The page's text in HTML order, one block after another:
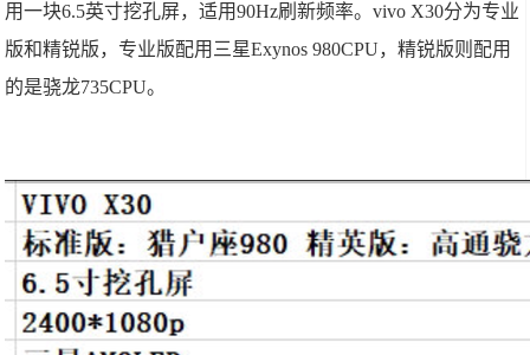
用一块6.5英寸挖孔屏，适用90Hz刷新频率。vivo X30分为专业
版和精锐版，专业版配用三星Exynos 980CPU，精锐版则配用
的是骁龙735CPU。